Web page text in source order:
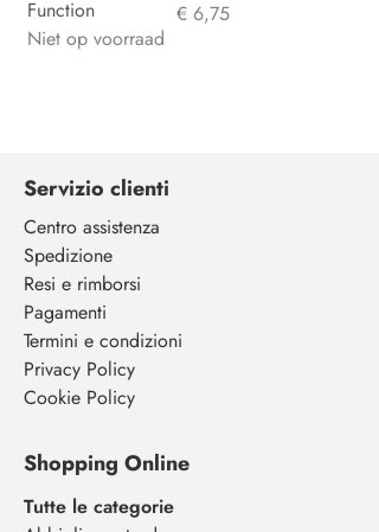
Function
Niet op voorraad
Prijs
€ 6,75
Servizio clienti
Centro assistenza
Spedizione
Resi e rimborsi
Pagamenti
Termini e condizioni
Privacy Policy
Cookie Policy
Shopping Online
Tutte le categorie